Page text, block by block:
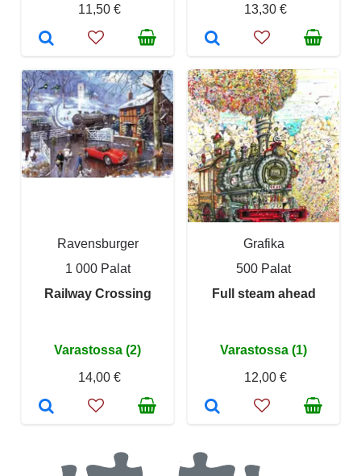
11,50 €
13,30 €
Ravensburger
1 000 Palat
Railway Crossing
Varastossa (2)
14,00 €
Grafika
500 Palat
Full steam ahead
Varastossa (1)
12,00 €